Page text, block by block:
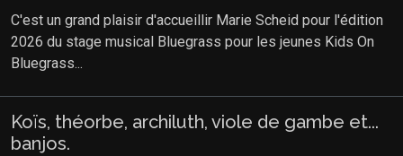
C'est un grand plaisir d'accueillir Marie Scheid pour l'édition
2026 du stage musical Bluegrass pour les jeunes Kids On
Bluegrass...
Koïs, théorbe, archiluth, viole de gambe et...
banjos.